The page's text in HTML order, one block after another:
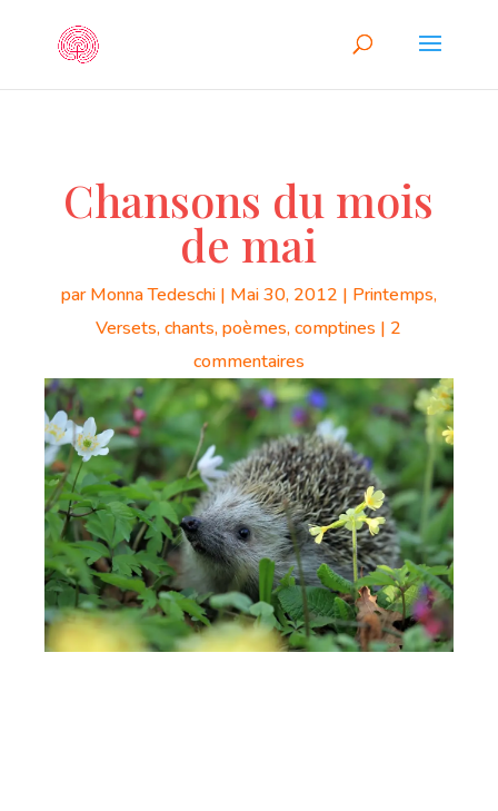
Chansons du mois
de mai
parMonna Tedeschi| Mai 30, 2012 | Printemps,
Versets, chants, poèmes, comptines | 2
commentaires